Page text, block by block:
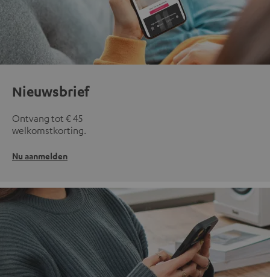
Nieuwsbrief
Ontvang tot € 45
welkomstkorting.
Nu aanmelden